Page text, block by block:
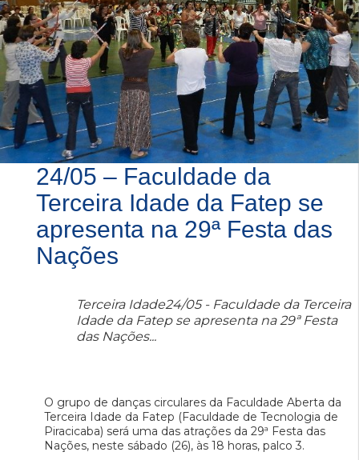
24/05 – Faculdade da
Terceira Idade da Fatep se
apresenta na 29ª Festa das
Nações
Terceira Idade24/05 - Faculdade da Terceira
Idade da Fatep se apresenta na 29ª Festa
das Nações...
O grupo de danças circulares da Faculdade Aberta da
Terceira Idade da Fatep (Faculdade de Tecnologia de
Piracicaba) será uma das atrações da 29ª Festa das
Nações, neste sábado (26), às 18 horas, palco 3.